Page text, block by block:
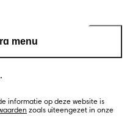
menu
informatie op deze website is
zoals uiteengezet in onze